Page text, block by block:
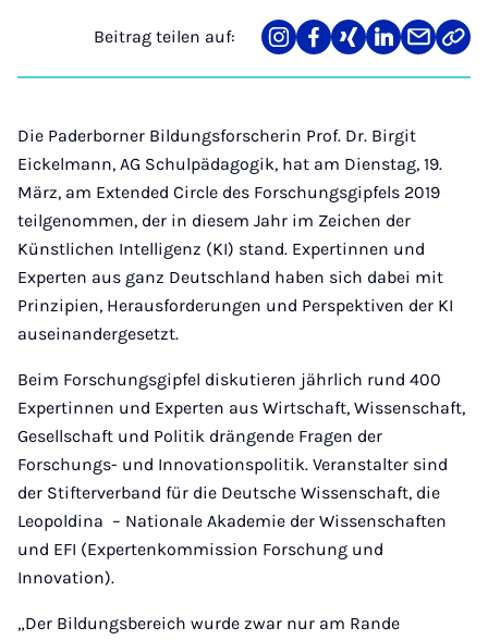
Beitrag teilen auf:
Teilen
auf
Teilen
auf
Teilen
auf
Teilen
auf
Teilen
über
Link
Die Paderborner Bildungsforscherin Prof. Dr. Birgit
Eickelmann, AG Schulpädagogik, hat am Dienstag, 19.
März, am Extended Circle des Forschungsgipfels 2019
teilgenommen, der in diesem Jahr im Zeichen der
Künstlichen Intelligenz (KI) stand. Expertinnen und
Experten aus ganz Deutschland haben sich dabei mit
Prinzipien, Herausforderungen und Perspektiven der KI
auseinandergesetzt.
Beim Forschungsgipfel diskutieren jährlich rund 400
Expertinnen und Experten aus Wirtschaft, Wissenschaft,
Gesellschaft und Politik drängende Fragen der
Forschungs- und Innovationspolitik. Veranstalter sind
der Stifterverband für die Deutsche Wissenschaft, die
Leopoldina – Nationale Akademie der Wissenschaften
und EFI (Expertenkommission Forschung und
Innovation).
„Der Bildungsbereich wurde zwar nur am Rande